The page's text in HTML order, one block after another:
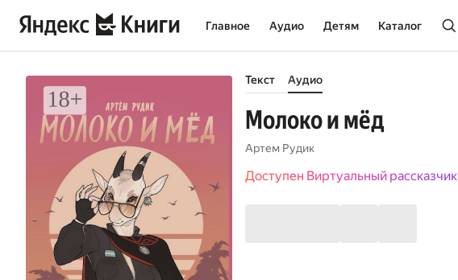
Главное Аудио Детям Каталог
Текст Аудио
Молоко и мёд
Артем Рудик
Доступен Виртуальный рассказчик